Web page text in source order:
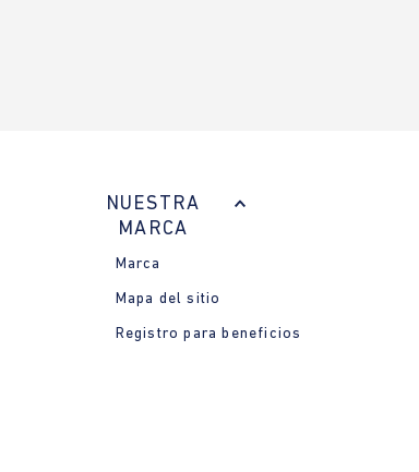
NUESTRA
MARCA
Marca
Mapa del sitio
Registro para beneficios